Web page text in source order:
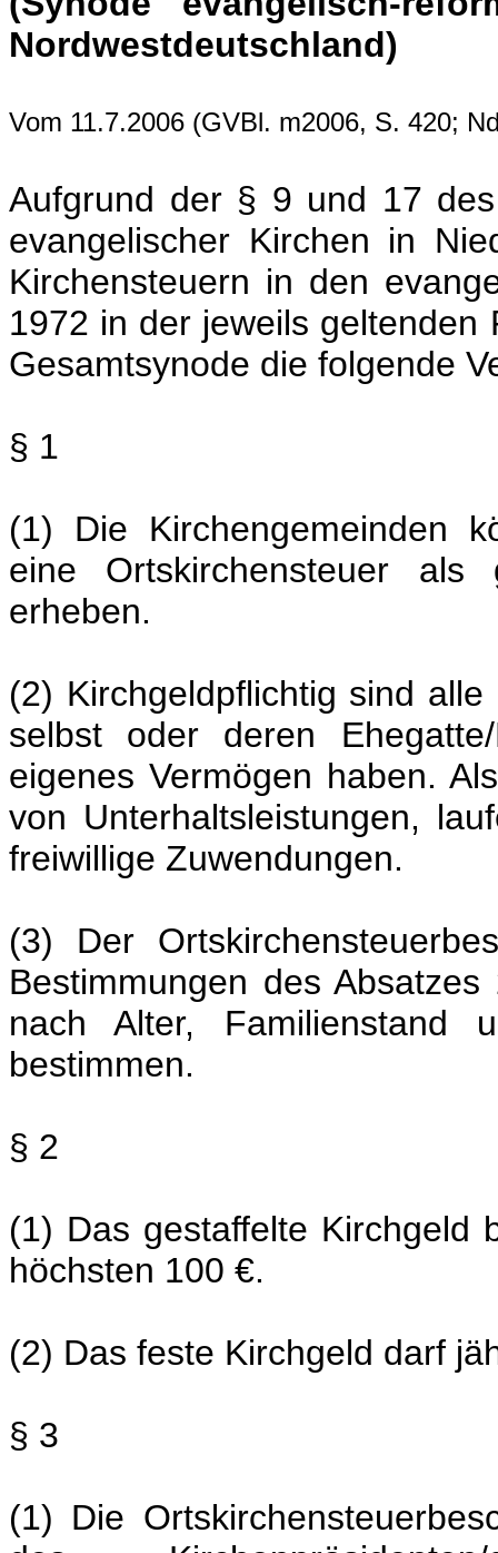
Nordwestdeutschland)
Vom 11.7.2006 (GVBl. m2006, S. 420;
Aufgrund der § 9 und 17
evangelischer Kirchen in
Kirchensteuern in den
1972 in der jeweils
Gesamtsynode die folgende
§ 1
(1) Die Kirchengemeinden
eine Ortskirchensteuer als
erheben.
(2) Kirchgeldpflichtig sind
selbst oder deren
eigenes Vermögen haben.
von Unterhaltsleistungen,
freiwillige Zuwendungen.
(3) Der
Bestimmungen des
nach Alter, Familienstand
bestimmen.
§ 2
(1) Das gestaffelte Kirchgeld
höchsten 100 €.
(2) Das feste Kirchgeld darf
§ 3
(1) Die